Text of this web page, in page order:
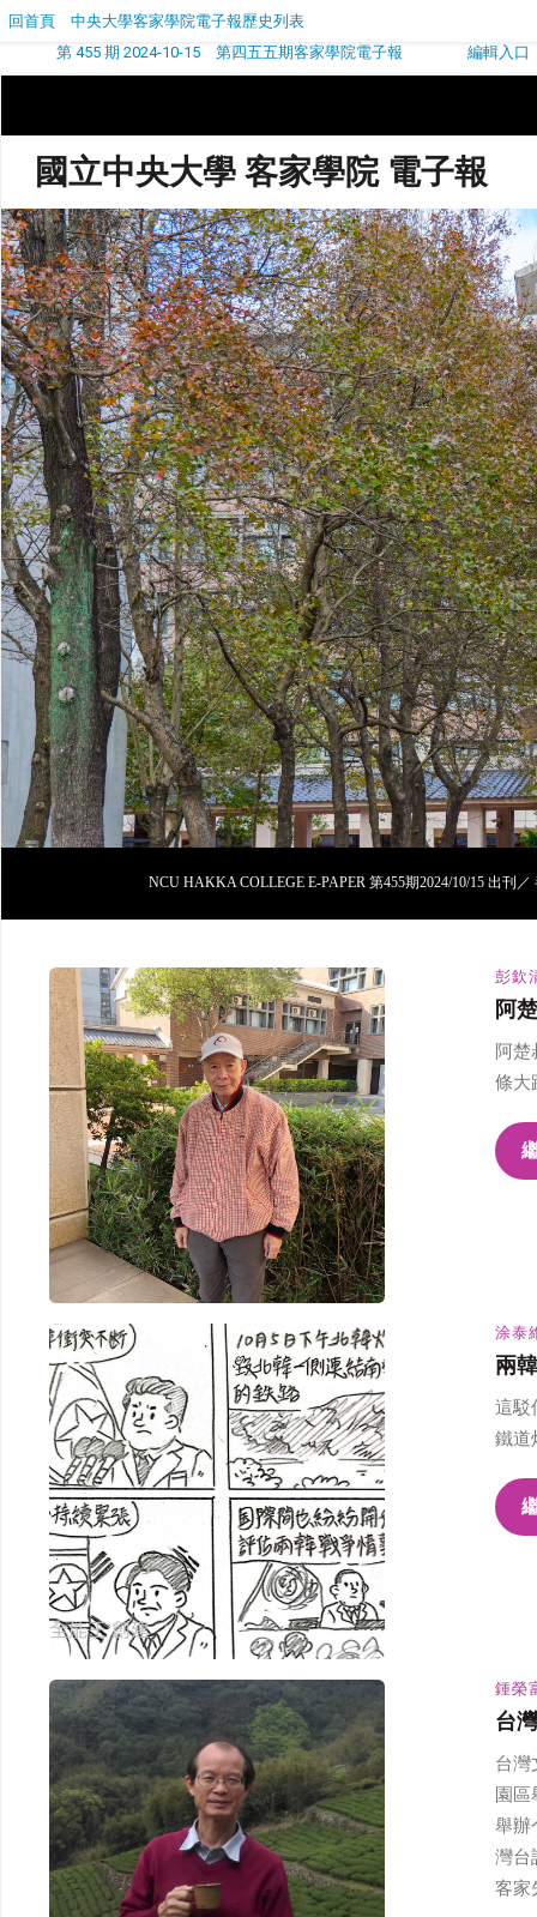
回首頁
中央大學客家學院電子報歷史列表
第 455 期 2024-10-15 第四五五期客家學院電子報
編輯入口